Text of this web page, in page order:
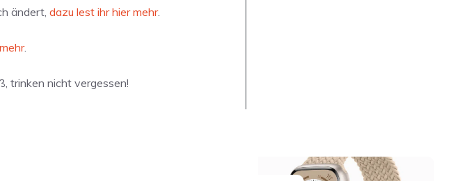
ändert, dazu lest ihr hier mehr.
.
trinken nicht vergessen!